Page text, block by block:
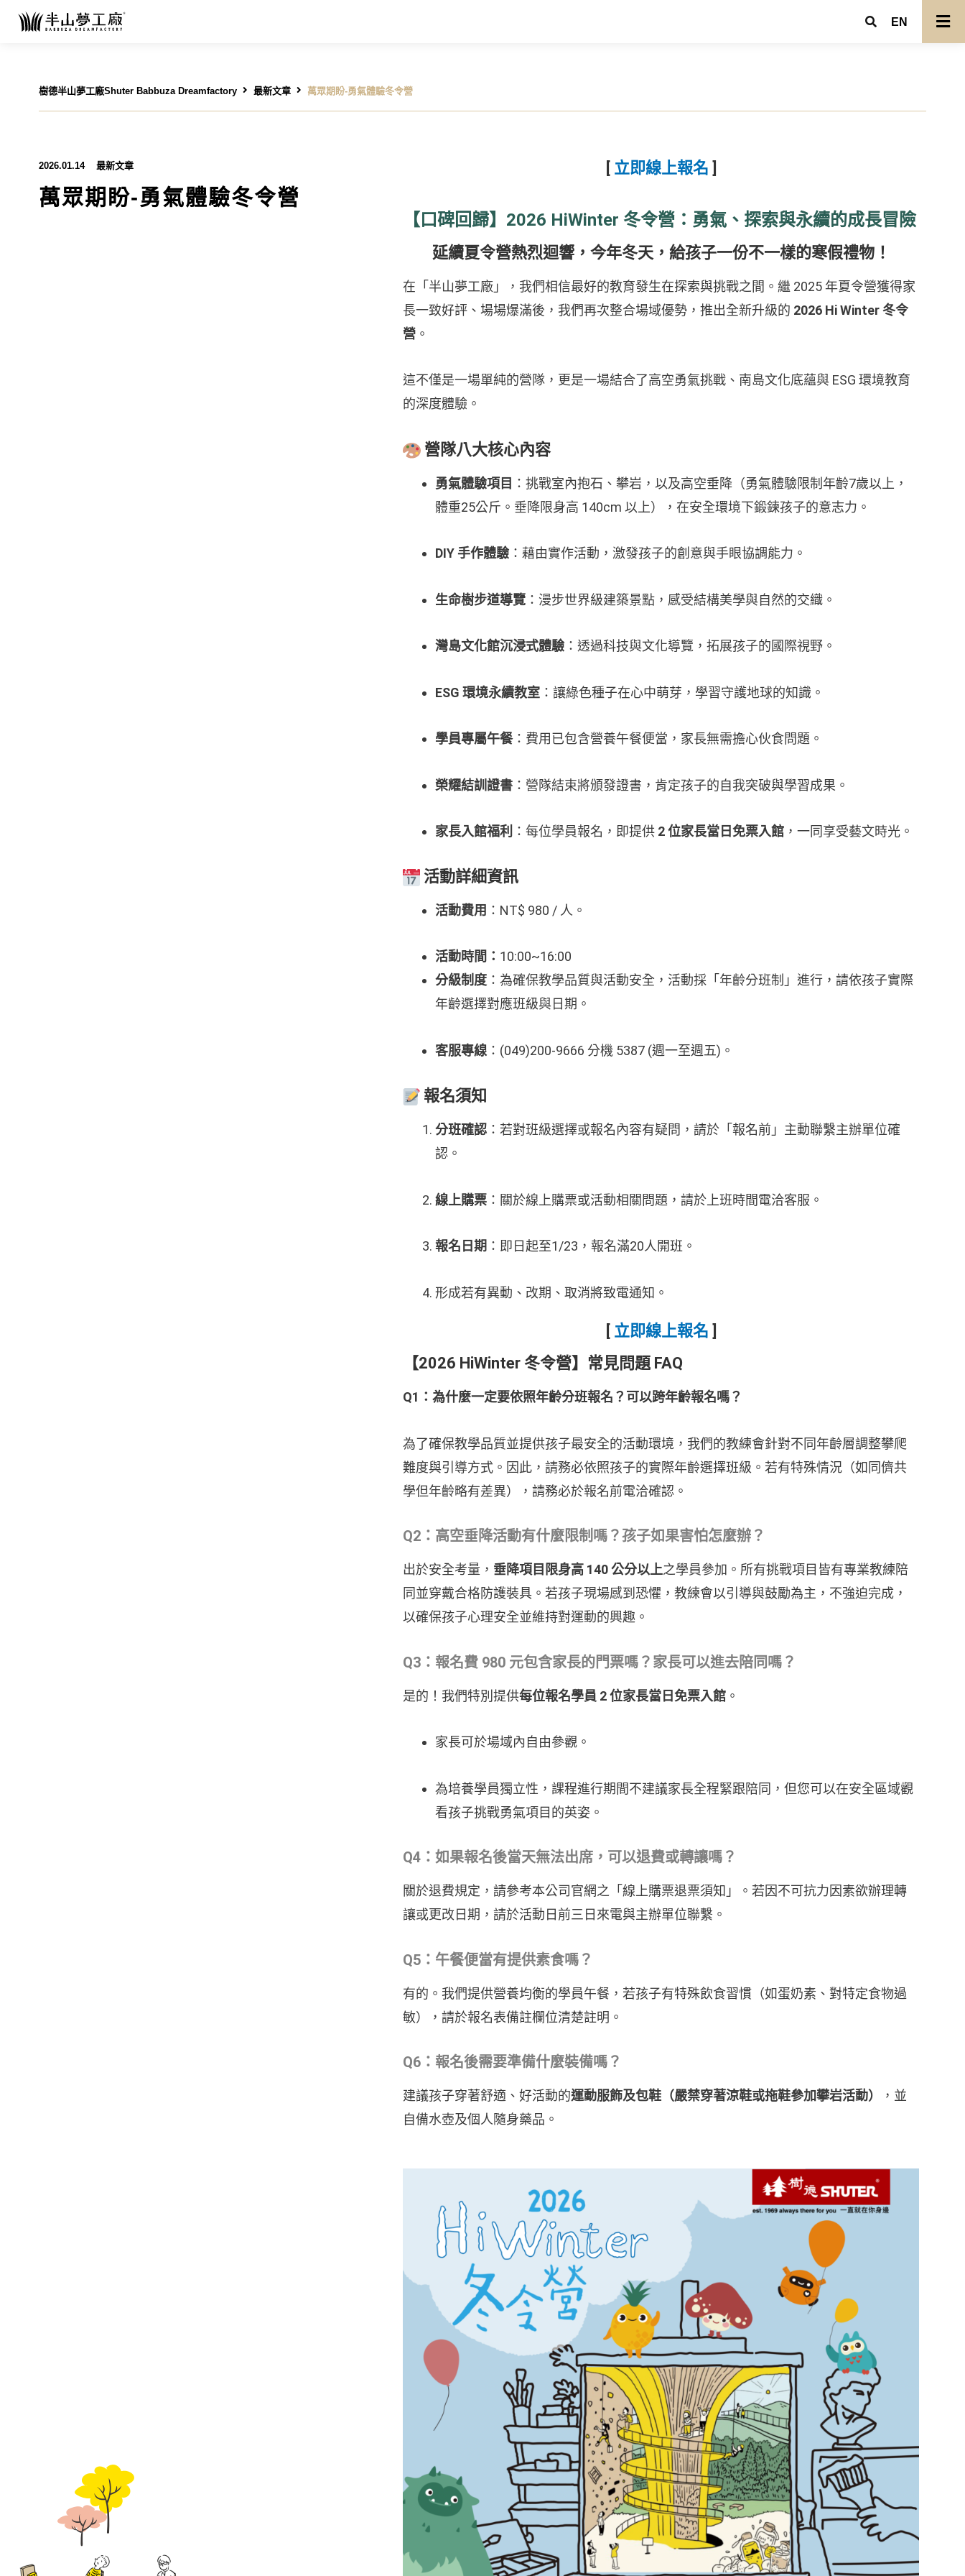
EN
樹德半山夢工廠Shuter Babbuza Dreamfactory 最新文章 萬眾期盼-勇氣體驗冬令營
2026.01.14 最新文章
萬眾期盼-勇氣體驗冬令營
[ 立即線上報名 ]
【口碑回歸】2026 HiWinter 冬令營：勇氣、探索與永續的成長冒險
延續夏令營熱烈迴響，今年冬天，給孩子一份不一樣的寒假禮物！
在「半山夢工廠」，我們相信最好的教育發生在探索與挑戰之間。繼 2025 年夏令營獲得家
長一致好評、場場爆滿後，我們再次整合場域優勢，推出全新升級的 2026 Hi Winter 冬令
營。
這不僅是一場單純的營隊，更是一場結合了高空勇氣挑戰、南島文化底蘊與 ESG 環境教育
的深度體驗。
營隊八大核心內容
勇氣體驗項目 ：挑戰室內抱石、攀岩，以及高空垂降（勇氣體驗限制年齡7歲以上，
體重25公斤。垂降限身高 140cm 以上），在安全環境下鍛鍊孩子的意志力。
DIY 手作體驗：藉由實作活動，激發孩子的創意與手眼協調能力。
生命樹步道導覽：漫步世界級建築景點，感受結構美學與自然的交織。
灣島文化館沉浸式體驗：透過科技與文化導覽，拓展孩子的國際視野。
ESG 環境永續教室：讓綠色種子在心中萌芽，學習守護地球的知識。
學員專屬午餐：費用已包含營養午餐便當，家長無需擔心伙食問題。
榮耀結訓證書：營隊結束將頒發證書，肯定孩子的自我突破與學習成果。
家長入館福利 ：每位學員報名，即提供 2 位家長當日免票入館，一同享受藝文時光。
活動詳細資訊
活動費用 ：NT$ 980 / 人。
活動時間： 10:00~16:00
分級制度：為確保教學品質與活動安全，活動採「年齡分班制」進行，請依孩子實際
年齡選擇對應班級與日期。
客服專線：(049)200-9666 分機 5387 (週一至週五)。
報名須知
分班確認：若對班級選擇或報名內容有疑問，請於「報名前」主動聯繫主辦單位確
認。
線上購票：關於線上購票或活動相關問題，請於上班時間電洽客服。
報名日期 ：即日起至1/23，報名滿20人開班。
形成若有異動、改期、取消將致電通知。
[ 立即線上報名 ]
【2026 HiWinter 冬令營】常見問題 FAQ
Q1：為什麼一定要依照年齡分班報名？可以跨年齡報名嗎？
為了確保教學品質並提供孩子最安全的活動環境，我們的教練會針對不同年齡層調整攀爬
難度與引導方式。因此，請務必依照孩子的實際年齡選擇班級。若有特殊情況（如同儕共
學但年齡略有差異），請務必於報名前電洽確認。
Q2：高空垂降活動有什麼限制嗎？孩子如果害怕怎麼辦？
出於安全考量， 垂降項目限身高 140 公分以上之學員參加。所有挑戰項目皆有專業教練陪
同並穿戴合格防護裝具。若孩子現場感到恐懼，教練會以引導與鼓勵為主，不強迫完成，
以確保孩子心理安全並維持對運動的興趣。
Q3：報名費 980 元包含家長的門票嗎？家長可以進去陪同嗎？
是的！我們特別提供每位報名學員 2 位家長當日免票入館。
家長可於場域內自由參觀。
為培養學員獨立性，課程進行期間不建議家長全程緊跟陪同，但您可以在安全區域觀
看孩子挑戰勇氣項目的英姿。
Q4：如果報名後當天無法出席，可以退費或轉讓嗎？
關於退費規定，請參考本公司官網之「線上購票退票須知」。若因不可抗力因素欲辦理轉
讓或更改日期，請於活動日前三日來電與主辦單位聯繫。
Q5：午餐便當有提供素食嗎？
有的。我們提供營養均衡的學員午餐，若孩子有特殊飲食習慣（如蛋奶素、對特定食物過
敏），請於報名表備註欄位清楚註明。
Q6：報名後需要準備什麼裝備嗎？
建議孩子穿著舒適、好活動的運動服飾及包鞋（嚴禁穿著涼鞋或拖鞋參加攀岩活動）
，並
自備水壺及個人隨身藥品。